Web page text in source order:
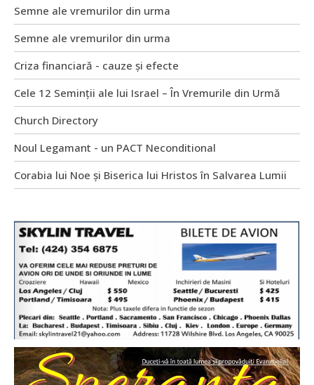
Semne ale vremurilor din urma
Semne ale vremurilor din urma
Criza financiară - cauze și efecte
Cele 12 Seminții ale lui Israel – În Vremurile din Urmă
Church Directory
Noul Legamant - un PACT Neconditional
Corabia lui Noe și Biserica lui Hristos în Salvarea Lumii